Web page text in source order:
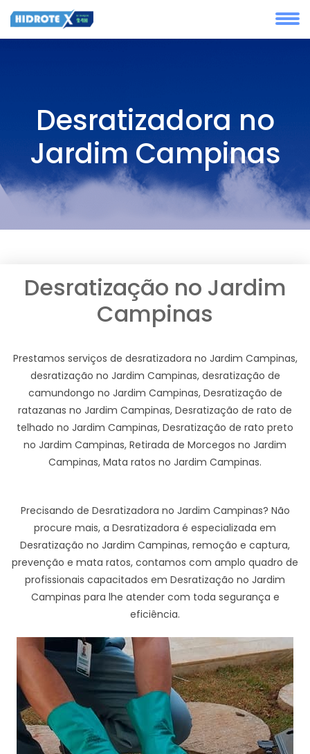
Desratizadora no
Jardim Campinas
Desratização no Jardim
Campinas
Prestamos serviços de desratizadora no Jardim Campinas,
desratização no Jardim Campinas, desratização de
camundongo no Jardim Campinas, Desratização de
ratazanas no Jardim Campinas, Desratização de rato de
telhado no Jardim Campinas, Desratização de rato preto
no Jardim Campinas, Retirada de Morcegos no Jardim
Campinas, Mata ratos no Jardim Campinas.
Precisando de Desratizadora no Jardim Campinas? Não
procure mais, a Desratizadora é especializada em
Desratização no Jardim Campinas, remoção e captura,
prevenção e mata ratos, contamos com amplo quadro de
profissionais capacitados em Desratização no Jardim
Campinas para lhe atender com toda segurança e
eficiência.